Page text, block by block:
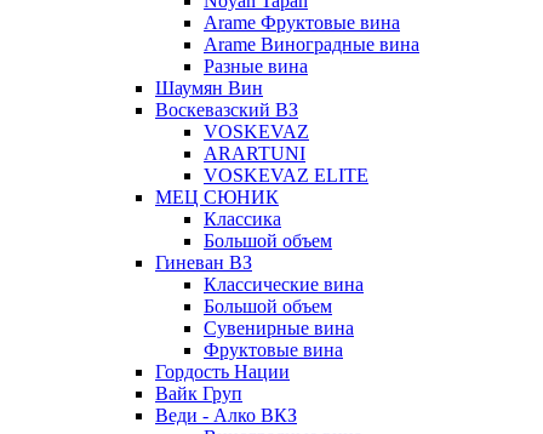
Arame Фруктовые вина
Arame Виноградные вина
Разные вина
Шаумян Вин
Воскевазский ВЗ
VOSKEVAZ
ARARTUNI
VOSKEVAZ ELITE
МЕЦ СЮНИК
Классика
Большой объем
Гиневан ВЗ
Классические вина
Большой объем
Сувенирные вина
Фруктовые вина
Гордость Нации
Вайк Груп
Веди - Алко ВКЗ